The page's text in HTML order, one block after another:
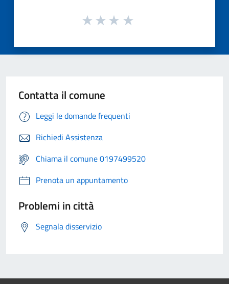
Contatta il comune
Leggi le domande frequenti
Richiedi Assistenza
Chiama il comune 0197499520
Prenota un appuntamento
Problemi in città
Segnala disservizio